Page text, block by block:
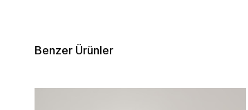
Benzer Ürünler